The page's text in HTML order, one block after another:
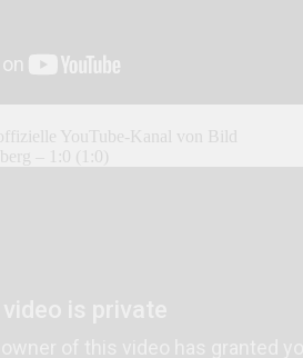
offizielle YouTube-Kanal von Bild
– 1:0 (1:0)